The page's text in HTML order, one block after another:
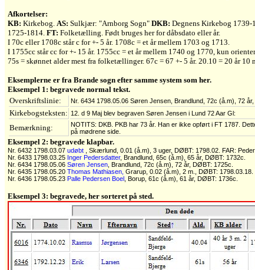
Afkortelser:
KB: Kirkebog. AS: Sulkjær: "Arnborg Sogn" DKB: Degnens Kirkebog 1739-
1725-1814. FT: Folketælling. Født bruges her for dåbsdato eller år.
I 70c eller 1708c står c for +- 5 år. 1708c = et år mellem 1703 og 1713.
I 1755cc står cc for +- 15 år. 1755cc = et år mellem 1740 og 1770, kun
75s = skønnet alder mest fra folketællinger. 67c = 67 +- 5 år. 20.10 = 20 år 10
Eksemplerne er fra Brande sogn efter samme system som her.
Eksempel 1: begravede normal tekst.
Overskriftslinie:
Nr. 6434 1798.05.06 Søren Jensen, Brandlund, 72c (å.m), 72 år,
Kirkebogsteksten: 12. d 9 Maj blev begraven Søren Jensen i Lund 72 Aar Gl:
Bemærkning:
NOTITS: DKB. PKB har 73 år. Han er ikke opført i FT 1787.
på mødrene side.
Eksempel 2: begravede klapbar.
Nr. 6432 1798.03.07 udøbt , Skærlund, 0.01 (å.m), 3 uger, DØBT: 1798.02. FAR: Peder
Nr. 6433 1798.03.25 Inger Pedersdatter, Brandlund, 65c (å.m), 65 år, DØBT: 1732c.
Nr. 6434 1798.05.06 Søren Jensen , Brandlund, 72c (å.m), 72 år, DØBT: 1725c.
Nr. 6435 1798.05.20 Thomas Mathiasen, Grarup, 0.02 (å.m), 2 m., DØBT: 1798.03.18.
Nr. 6436 1798.05.23 Palle Pedersen Boel , Borup, 61c (å.m), 61 år, DØBT: 1736c.
Eksempel 3: begravede, her sorteret på sted.